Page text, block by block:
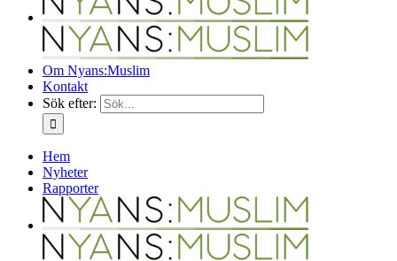
Om Nyans:Muslim
Kontakt
Sök efter:
Hem
Nyheter
Rapporter